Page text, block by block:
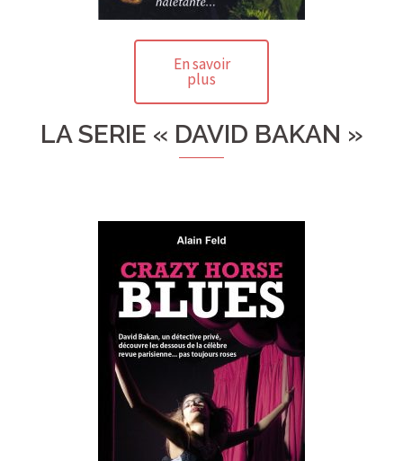
En savoir
plus
LA SERIE « DAVID BAKAN »